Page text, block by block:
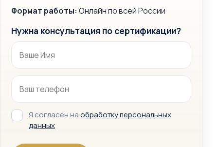
Формат работы: Онлайн по всей России
Нужна консультация по сертификации?
Я согласен наобработку персональных
данных